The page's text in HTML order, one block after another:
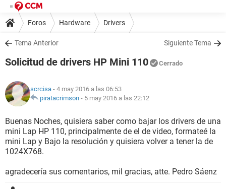
Foros Hardware Drivers
Tema Anterior Siguiente Tema
Solicitud de drivers HP Mini 110 Cerrado
scrcisa - 4 may 2016 a las 06:53
piratacrimson - 5 may 2016 a las 22:12
Buenas Noches, quisiera saber como bajar los drivers de una
mini Lap HP 110, principalmente de el de video, formateé la
mini Lap y Bajo la resolución y quisiera volver a tener la de
1024X768.
agradecería sus comentarios, mil gracias, atte. Pedro Sáenz